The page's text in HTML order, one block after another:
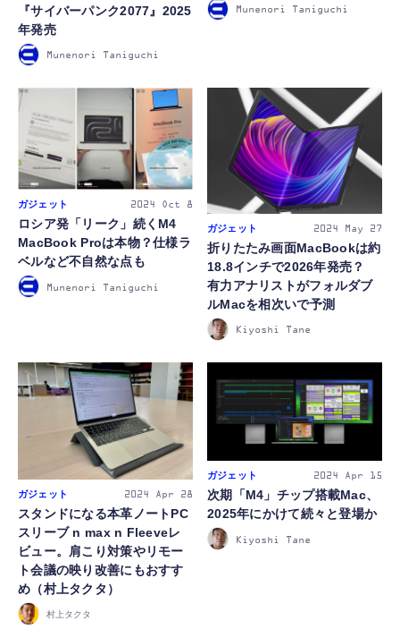
『サイバーパンク2077』2025
年発売
Munenori Taniguchi
Munenori Taniguchi
ガジェット 2024 Oct 8
ロシア発「リーク」続くM4
MacBook Proは本物？仕様ラ
ベルなど不自然な点も
Munenori Taniguchi
ガジェット 2024 May 27
折りたたみ画面MacBookは約
18.8インチで2026年発売？
有力アナリストがフォルダブ
ルMacを相次いで予測
Kiyoshi Tane
ガジェット 2024 Apr 28
スタンドになる本革ノートPC
スリーブ n max n Fleeveレ
ビュー。肩こり対策やリモー
ト会議の映り改善にもおすす
め（村上タクタ）
村上タクタ
ガジェット 2024 Apr 15
次期「M4」チップ搭載Mac、
2025年にかけて続々と登場か
Kiyoshi Tane